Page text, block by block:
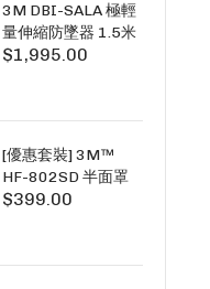
3M DBI-SALA 極輕
量伸縮防墜器 1.5米
(雙鉤) 3101754
TWINS
$1,995.00
[優惠套裝] 3M™
HF-802SD 半面罩
式呼吸防護面具 +
SECURE CLICK HF-
$399.00